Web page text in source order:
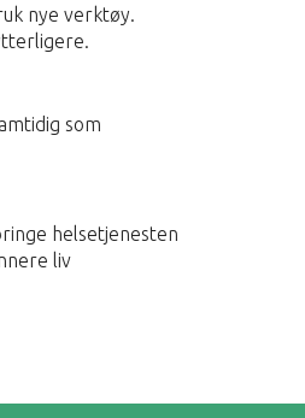
nye verktøy.
som
helsetjenesten
liv